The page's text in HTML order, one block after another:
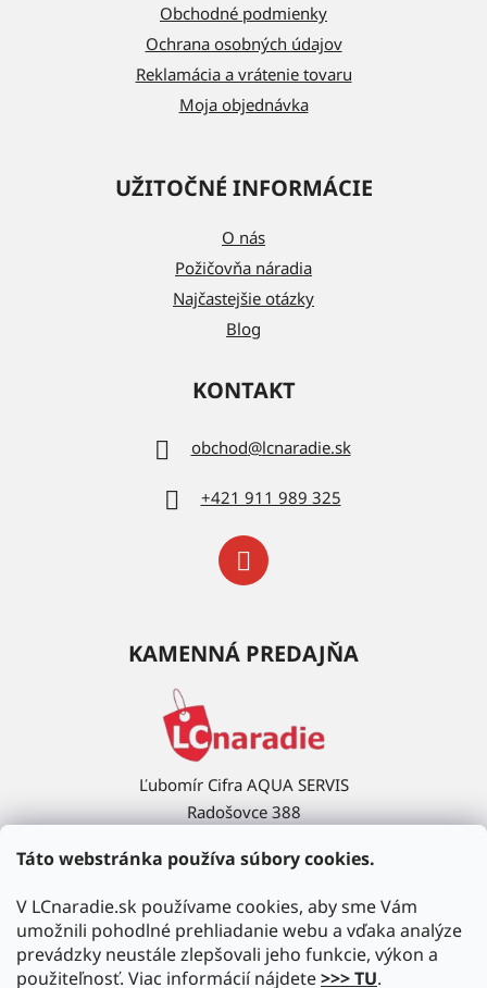
Táto webstránka používa súbory cookies.
V LCnaradie.sk používame cookies, aby sme Vám
umožnili pohodlné prehliadanie webu a vďaka analýze
prevádzky neustále zlepšovali jeho funkcie, výkon a
použiteľnosť. Viac informácií nájdete>>> TU.
Obchodné podmienky
Ochrana osobných údajov
Reklamácia a vrátenie tovaru
Moja objednávka
UŽITOČNÉ INFORMÁCIE
O nás
Požičovňa náradia
Najčastejšie otázky
Blog
KONTAKT
obchod@lcnaradie.sk
+421 911 989 325
KAMENNÁ PREDAJŇA
Ľubomír Cifra AQUA SERVIS
Radošovce 388